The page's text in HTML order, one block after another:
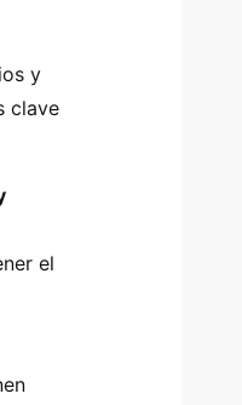
y
clave
el